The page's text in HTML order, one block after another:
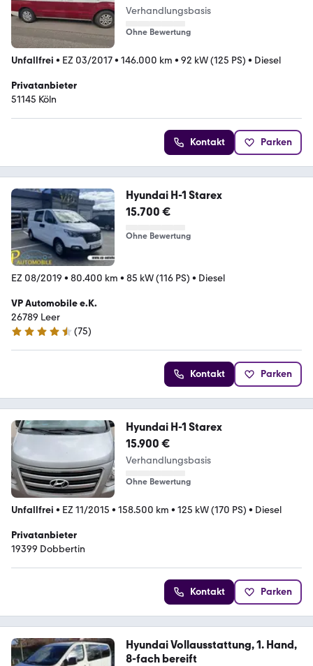
Verhandlungsbasis
Ohne Bewertung
Unfallfrei • EZ 03/2017• 146.000 km • 92 kW (125 PS) • Diesel
Privatanbieter
51145 Köln
Kontakt Parken
Hyundai H-1 Starex
15.700 €
Ohne Bewertung
EZ 08/2019 • 80.400 km • 85 kW (116 PS) • Diesel
VP Automobile e.K.
26789 Leer
4.5 Sterne
(75)
Kontakt Parken
Hyundai H-1 Starex
15.900 €
Verhandlungsbasis
Ohne Bewertung
Unfallfrei • EZ 11/2015 • 158.500 km • 125 kW (170 PS) • Diesel
Privatanbieter
19399 Dobbertin
Kontakt Parken
Hyundai Vollausstattung, 1. Hand,
8-fach bereift